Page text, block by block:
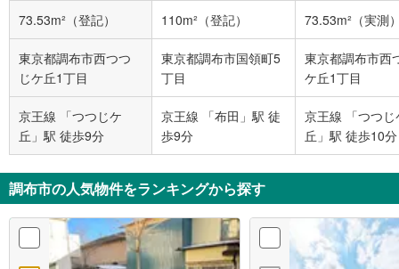
73.53m²（登記） 110m²（登記） 73.53m²（実測
東京都調布市西つつ
じケ丘1丁目
東京都調布市国領町5
丁目
東京都調布市西
ケ丘1丁目
京王線 「つつじケ
丘」駅 徒歩9分
京王線 「布田」駅 徒
歩9分
京王線 「つつじ
丘」駅 徒歩10分
調布市の人気物件をランキングから探す